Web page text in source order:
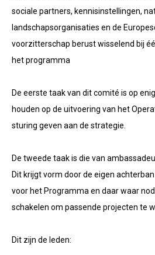
sociale partners, kennisinstellingen,
landschapsorganisaties en de
voorzitterschap berust wisselend bij
het programma
De eerste taak van dit comité is op
houden op de uitvoering van het
sturing geven aan de strategie.
De tweede taak is die van
Dit krijgt vorm door de eigen
voor het Programma en daar waar
schakelen om passende projecten te
Dit zijn de leden: